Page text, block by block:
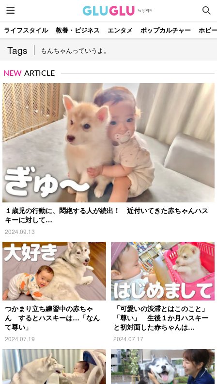
ライフスタイル 教養・ビジネス エンタメ ポップカルチャー ホビー
Tags もんちゃんっていうよ。
NEW ARTICLE
１歳児の行動に、悶絶する人が続出！ 近付いてきた赤ちゃんハス
キーに対して…
2024.09.13
つかまり立ち練習中の赤ちゃ
ん するとハスキーは…「なん
て尊い」
2024.07.19
「可愛いの渋滞とはこのこと」
「尊い」 生後１か月ハスキー
と初対面した赤ちゃんは…
2024.07.17